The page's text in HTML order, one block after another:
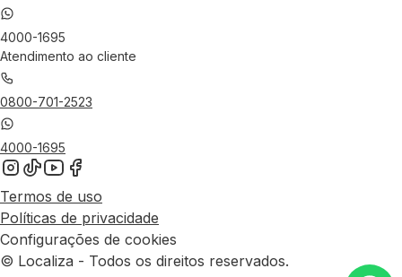
4000-1695
Atendimento ao cliente
0800-701-2523
4000-1695
Termos de uso
Políticas de privacidade
Configurações de cookies
© Localiza - Todos os direitos reservados.